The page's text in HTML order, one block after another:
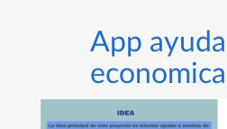
App ayuda
economica